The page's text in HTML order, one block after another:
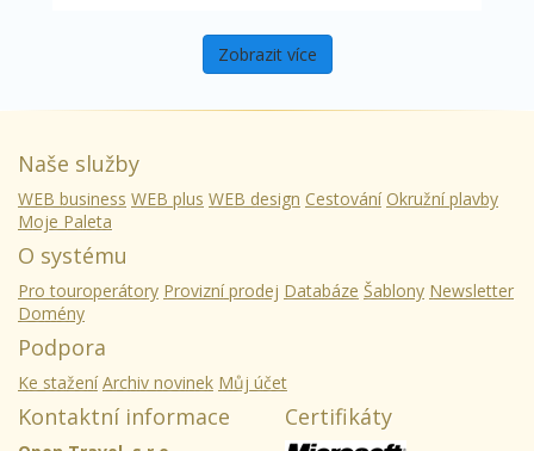
Zobrazit více
Naše služby
WEB business WEB plus WEB design Cestování Okružní plavby
Moje Paleta
O systému
Pro touroperátory Provizní prodej Databáze Šablony Newsletter
Domény
Podpora
Ke stažení Archiv novinek Můj účet
Kontaktní informace Certifikáty